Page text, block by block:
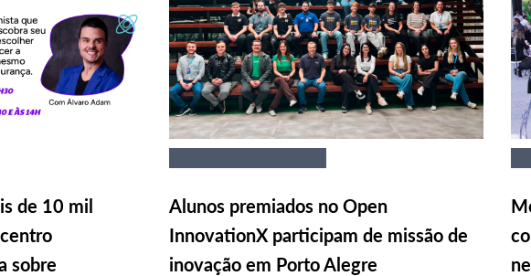
de 10 mil
sobre
Alunos premiados no Open
InnovationX participam de missão de
inovação em Porto Alegre